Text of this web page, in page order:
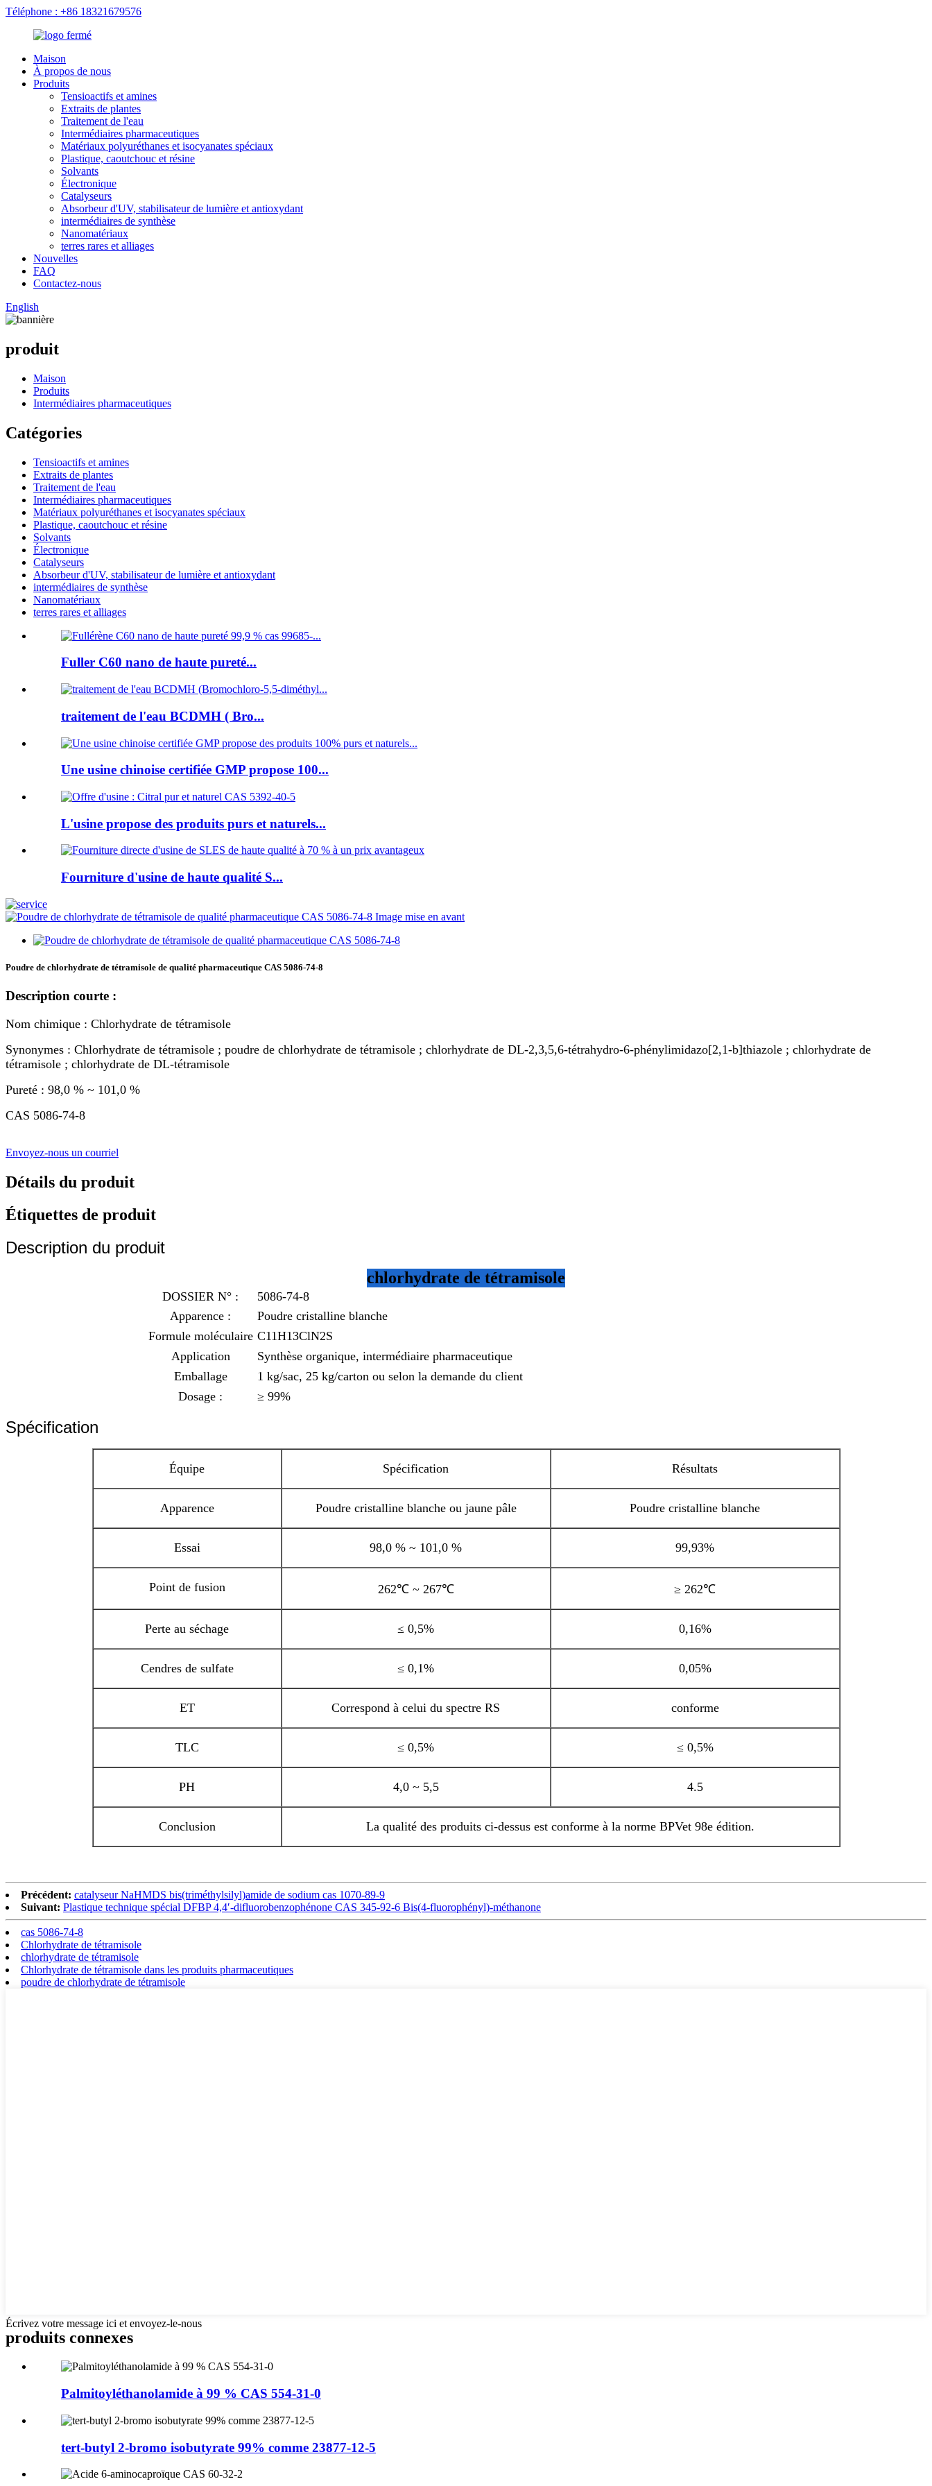
Téléphone : +86 18321679576
Maison
À propos de nous
Produits
Tensioactifs et amines
Extraits de plantes
Traitement de l'eau
Intermédiaires pharmaceutiques
Matériaux polyuréthanes et isocyanates spéciaux
Plastique, caoutchouc et résine
Solvants
Électronique
Catalyseurs
Absorbeur d'UV, stabilisateur de lumière et antioxydant
intermédiaires de synthèse
Nanomatériaux
terres rares et alliages
Nouvelles
FAQ
Contactez-nous
English
produit
Maison
Produits
Intermédiaires pharmaceutiques
Catégories
Tensioactifs et amines
Extraits de plantes
Traitement de l'eau
Intermédiaires pharmaceutiques
Matériaux polyuréthanes et isocyanates spéciaux
Plastique, caoutchouc et résine
Solvants
Électronique
Catalyseurs
Absorbeur d'UV, stabilisateur de lumière et antioxydant
intermédiaires de synthèse
Nanomatériaux
terres rares et alliages
Fuller C60 nano de haute pureté...
traitement de l'eau BCDMH ( Bro...
Une usine chinoise certifiée GMP propose 100...
L'usine propose des produits purs et naturels...
Fourniture d'usine de haute qualité S...
Poudre de chlorhydrate de tétramisole de qualité pharmaceutique CAS 5086-74-8
Description courte :
Nom chimique : Chlorhydrate de tétramisole
Synonymes : Chlorhydrate de tétramisole ; poudre de chlorhydrate de tétramisole ; chlorhydrate de DL-2,3,5,6-tétrahydro-6-phénylimidazo[2,1-b]thiazole ; chlorhydrate de
tétramisole ; chlorhydrate de DL-tétramisole
Pureté : 98,0 % ~ 101,0 %
CAS 5086-74-8
Envoyez-nous un courriel
Détails du produit
Étiquettes de produit
Description du produit
chlorhydrate de tétramisole
DOSSIER N° :
5086-74-8
Apparence :
Poudre cristalline blanche
Formule moléculaire C11H13ClN2S
Application
Synthèse organique, intermédiaire pharmaceutique
Emballage
1 kg/sac, 25 kg/carton ou selon la demande du client
Dosage :
≥ 99%
Spécification
Équipe Spécification Résultats
Apparence Poudre cristalline blanche ou jaune pâle Poudre cristalline blanche
Essai 98,0 % ~ 101,0 % 99,93%
Point de fusion 262℃ ~ 267℃ ≥ 262℃
Perte au séchage ≤ 0,5% 0,16%
Cendres de sulfate ≤ 0,1% 0,05%
ET Correspond à celui du spectre RS conforme
TLC ≤ 0,5% ≤ 0,5%
PH 4,0 ~ 5,5 4.5
Conclusion La qualité des produits ci-dessus est conforme à la norme BPVet 98e édition.
Précédent: catalyseur NaHMDS bis(triméthylsilyl)amide de sodium cas 1070-89-9
Suivant: Plastique technique spécial DFBP 4,4′-difluorobenzophénone CAS 345-92-6 Bis(4-fluorophényl)-méthanone
cas 5086-74-8
Chlorhydrate de tétramisole
chlorhydrate de tétramisole
Chlorhydrate de tétramisole dans les produits pharmaceutiques
poudre de chlorhydrate de tétramisole
Écrivez votre message ici et envoyez-le-nous
produits connexes
Palmitoyléthanolamide à 99 % CAS 554-31-0
tert-butyl 2-bromo isobutyrate 99% comme 23877-12-5